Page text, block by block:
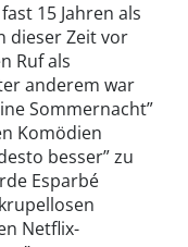
15 Jahren als
dieser Zeit vor
Ruf als
anderem war
Sommernacht”
Komödien
besser” zu
Esparbé
Netflix-